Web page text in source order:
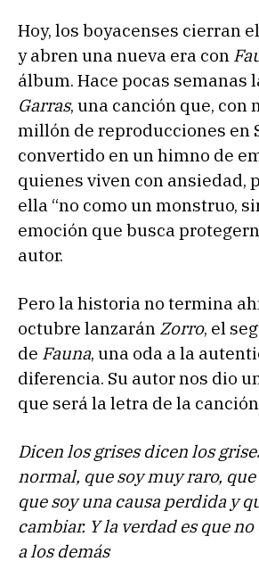
Hoy, los boyacenses cierran
y abren una nueva era con
álbum. Hace pocas semanas
Garras, una canción que, con
millón de reproducciones en
convertido en un himno de
quienes viven con ansiedad,
ella “no como un monstruo,
emoción que busca
autor.
Pero la historia no termina
octubre lanzarán Zorro, el
de Fauna, una oda a la
diferencia. Su autor nos dio
que será la letra de la canción
Dicen los grises dicen los
normal, que soy muy raro,
que soy una causa perdida y
cambiar. Y la verdad es que
a los demás